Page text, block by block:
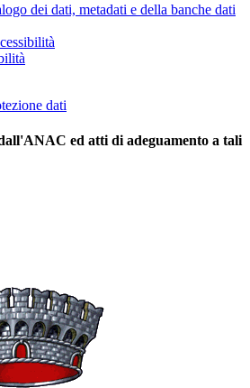
dei dati, metadati e della banche dati
dati
ed atti di adeguamento a tali